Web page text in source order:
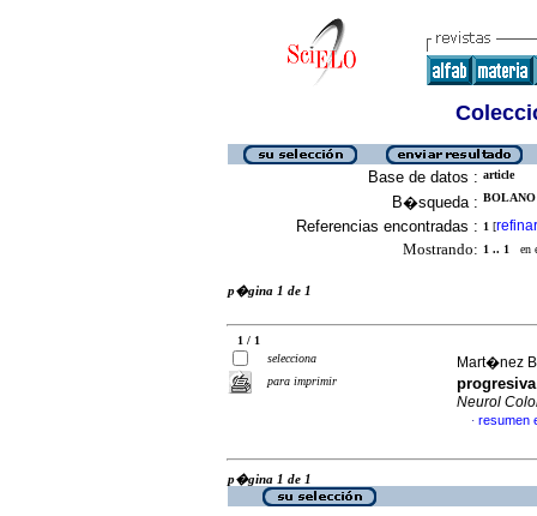
Base de datos : article
B�squeda :
Referencias encontradas : 1 [refinar
Mostrando: 1 .. 1 en
p�gina 1 de 1
1 / 1
selecciona
para imprimir
Mart�nez
Neurol
· resumen
p�gina 1 de 1